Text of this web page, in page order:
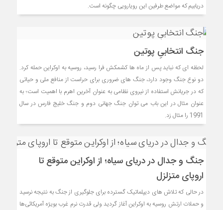
دریابیم که مواضع طرفین این رویارویی چگونه است.
جنگ انتخابیِ پوتین
لحظه ای که نباید پس از ماه ها کشمکش فرا رسید، روسیه به اوکراین حمله کرد.
دو نوع جنگ وجود دارد، جنگ های ضروری برای حراست از منافع ملی و حیاتی
که در جریانش استفاده از نیروی نظامی به عنوان آخرین اهرم با اهمیت است؛ به
عنوان مثال در این باب می توان جنگ جهانی دوم و جنگ خلیج فارس در سال
1991 را مثال زد.
جنگ و جدال در دریای سیاه؛ از اوکراین متوقع تا
اروپای متزلزل
در حالی که تلاش های دیپلماتیک گسترده برای جلوگیری از جنگ به نتیجه نرسید
و حملات ارتش روسیه به اوکراین آغاز گردید ولی قدرت نرم غرب بویژه آمریکائی‌ها